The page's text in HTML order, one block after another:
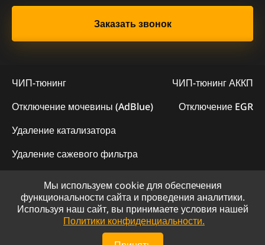
ЧИП-тюнинг
ЧИП-тюнинг АККП
Отключение мочевины (AdBlue)
Отключение EGR
Удаление катализатора
Удаление сажевого фильтра
© 2023 - Официальный сайт "ChipLogic"
Политика конфиденциальности
Мы используем cookie для обеспечения
функциональности сайта и проведения аналитики.
Используя наш сайт, вы принимаете условия нашей
Политики конфиденциальности.